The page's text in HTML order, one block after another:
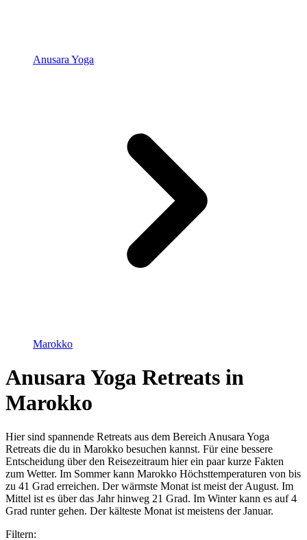
Anusara Yoga
Marokko
Anusara Yoga Retreats in
Marokko
Hier sind spannende Retreats aus dem Bereich Anusara Yoga
Retreats die du in Marokko besuchen kannst. Für eine bessere
Entscheidung über den Reisezeitraum hier ein paar kurze Fakten
zum Wetter. Im Sommer kann Marokko Höchsttemperaturen von bis
zu 41 Grad erreichen. Der wärmste Monat ist meist der August. Im
Mittel ist es über das Jahr hinweg 21 Grad. Im Winter kann es auf 4
Grad runter gehen. Der kälteste Monat ist meistens der Januar.
Filtern: